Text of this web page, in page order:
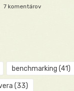
7 komentárov
benchmarking (41)
(33)